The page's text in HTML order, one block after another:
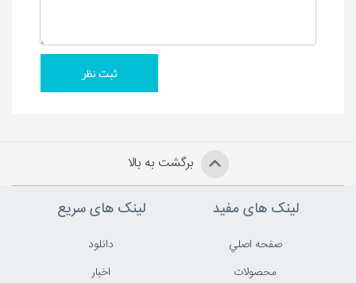
برگشت به بالا
لینک های مفید
صفحه اصلي
محصولات
لینک های سریع
دانلود
اخبار